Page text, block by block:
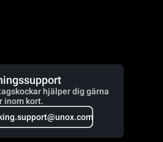
hjälper dig gärna
inom kort.